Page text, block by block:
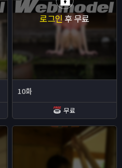
로그인후 무료
10화
무료